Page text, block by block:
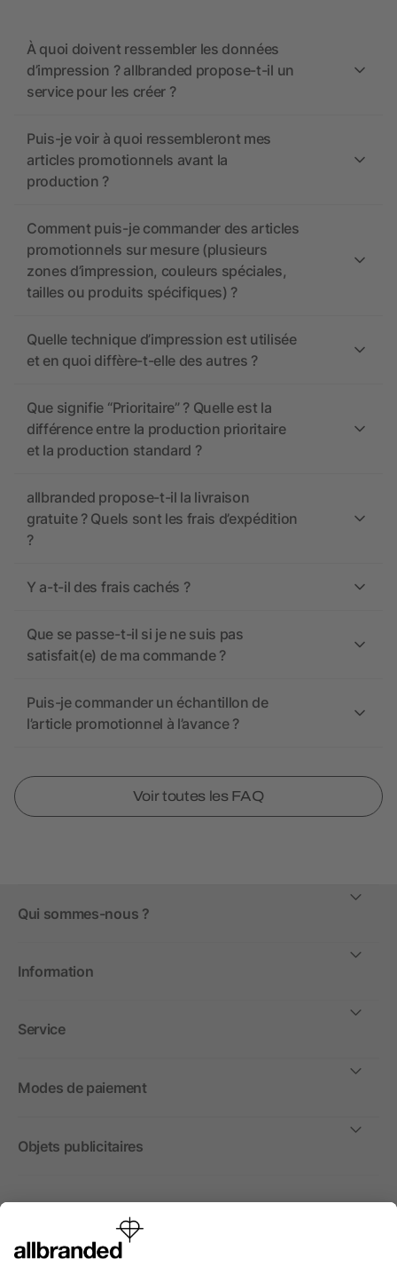
À quoi doivent ressembler les données
d’impression ? allbranded propose-t-il un
service pour les créer ?
Puis-je voir à quoi ressembleront mes
articles promotionnels avant la
production ?
Comment puis-je commander des articles
promotionnels sur mesure (plusieurs
zones d’impression, couleurs spéciales,
tailles ou produits spécifiques) ?
Quelle technique d’impression est utilisée
et en quoi diffère-t-elle des autres ?
Que signifie “Prioritaire” ? Quelle est la
différence entre la production prioritaire
et la production standard ?
allbranded propose-t-il la livraison
gratuite ? Quels sont les frais d’expédition
?
Y a-t-il des frais cachés ?
Que se passe-t-il si je ne suis pas
satisfait(e) de ma commande ?
Puis-je commander un échantillon de
l’article promotionnel à l’avance ?
Voir toutes les FAQ
Qui sommes-nous ?
Information
Service
Modes de paiement
Objets publicitaires
International